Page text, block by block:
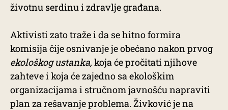
životnu serdinu i zdravlje građana.
Aktivisti zato traže i da se hitno formira
komisija čije osnivanje je obećano nakon prvog
ekološkog ustanka,koja će pročitati njihove
zahteve i koja će zajedno sa ekološkim
organizacijama i stručnom javnošću napraviti
plan za rešavanje problema. Živković je na